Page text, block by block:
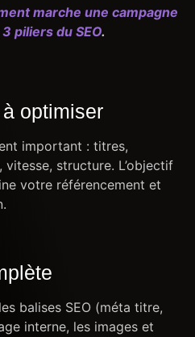
marche une campagne
piliers du SEO.
optimiser
important : titres,
structure. L’objectif
votre référencement et
balises SEO (méta titre,
interne, les images et